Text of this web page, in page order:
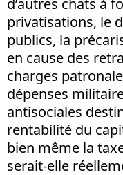
d’autres chats à
privatisations, le
publics, la
en cause des
charges
dépenses
antisociales
rentabilité du
bien même la
serait-elle